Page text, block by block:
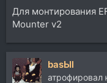
Для монтирования
Mounter v2
basЫl
атрофировал